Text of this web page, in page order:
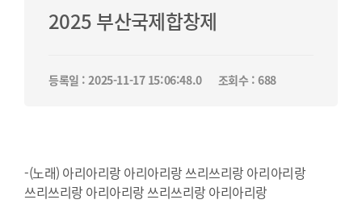
2025 부산국제합창제
등록일 : 2025-11-17 15:06:48.0 조회수 : 688
-(노래) 아리아리랑 아리아리랑 쓰리쓰리랑 아리아리랑
쓰리쓰리랑 아리아리랑 쓰리쓰리랑 아리아리랑